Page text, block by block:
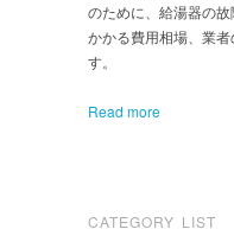
のために、給湯器の
かかる費用相場、業
す。
Read more
CATEGORY LIST